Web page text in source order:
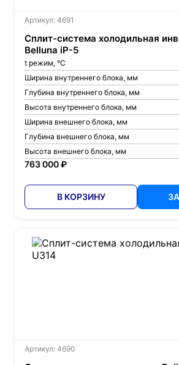
Артикул: 4691
Сплит-система холодильная
Belluna iP-5
t режим, °С
Ширина внутреннего блока, мм
Глубина внутреннего блока, мм
Высота внутреннего блока, мм
Ширина внешнего блока, мм
Глубина внешнего блока, мм
Высота внешнего блока, мм
763 000 ₽
В КОРЗИНУ
Артикул: 4690